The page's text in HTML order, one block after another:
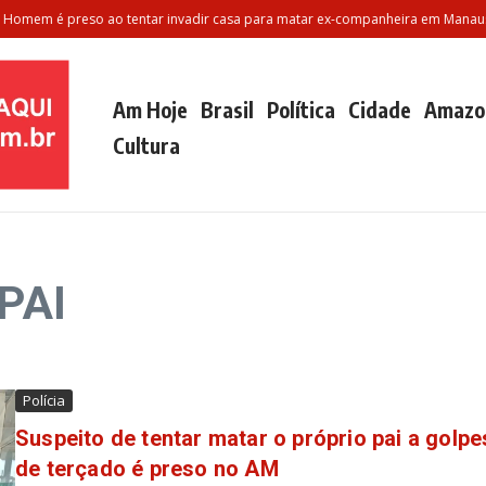
é preso ao tentar invadir casa para matar ex-companheira em Manaus
Am Hoje Brasil Política Cidade
Cultura
Polícia
Suspeito de tentar matar o próprio pai a
de terçado é preso no AM